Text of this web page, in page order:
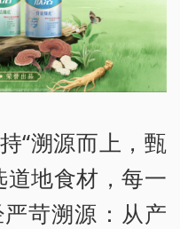
“溯源而上，甄
道地食材，每一
苛溯源：从产